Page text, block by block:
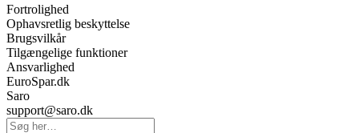
Fortrolighed
Ophavsretlig beskyttelse
Brugsvilkår
Tilgængelige funktioner
Ansvarlighed
EuroSpar.dk
Saro
support@saro.dk